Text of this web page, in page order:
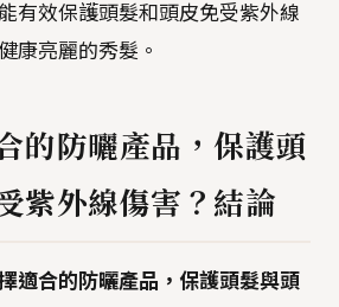
有效保護頭髮和頭皮免受紫外線
康亮麗的秀髮。
的防曬產品，保護頭
紫外線傷害？結論
適合的防曬產品，保護頭髮與頭